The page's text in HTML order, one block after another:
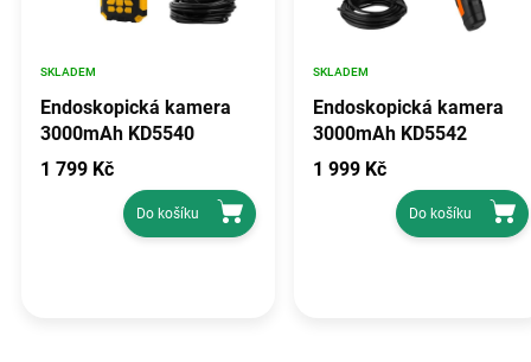
Endoskopická kamera
3000mAh KD5540
SKLADEM
1 799 Kč
Do košíku
Endoskopická kamera
3000mAh KD5542
SKLADEM
1 999 Kč
Do košíku